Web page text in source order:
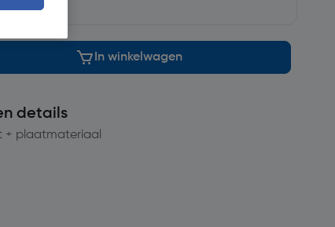
In winkelwagen
details
+ plaatmateriaal